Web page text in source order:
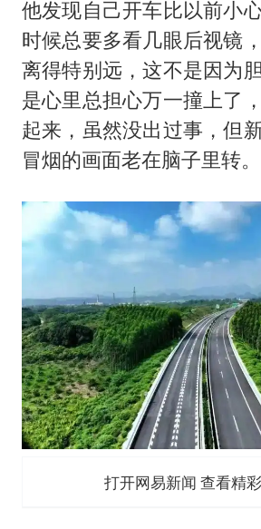
他发现自己开车比以前小
时候总要多看几眼后视镜
离得特别远，这不是因为
是心里总担心万一撞上了，
起来，虽然没出过事，但
冒烟的画面老在脑子里转。
打开网易新闻 查看精